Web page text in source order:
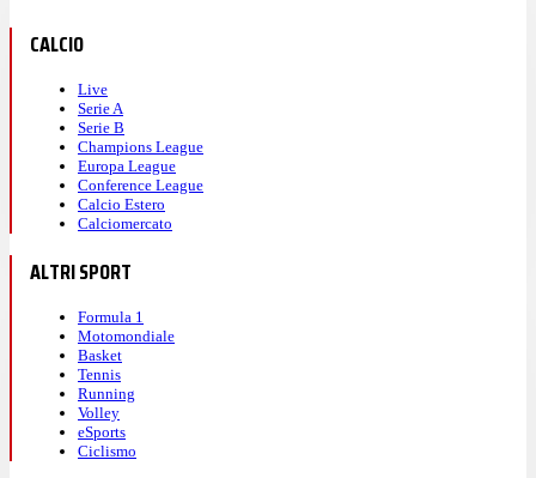
CALCIO
Live
Serie A
Serie B
Champions League
Europa League
Conference League
Calcio Estero
Calciomercato
ALTRI SPORT
Formula 1
Motomondiale
Basket
Tennis
Running
Volley
eSports
Ciclismo